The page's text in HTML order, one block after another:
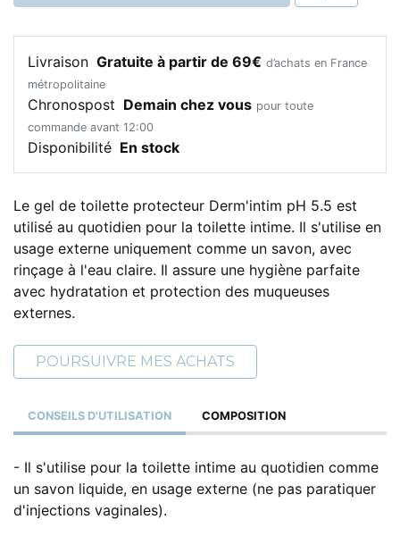
Livraison Gratuite à partir de 69€ d’achats en France
métropolitaine
Chronospost Demain chez vous pour toute
commande avant 12:00
Disponibilité En stock
Le gel de toilette protecteur Derm'intim pH 5.5 est
utilisé au quotidien pour la toilette intime. Il s'utilise en
usage externe uniquement comme un savon, avec
rinçage à l'eau claire. Il assure une hygiène parfaite
avec hydratation et protection des muqueuses
externes.
POURSUIVRE MES ACHATS
CONSEILS D'UTILISATION COMPOSITION
- Il s'utilise pour la toilette intime au quotidien comme
un savon liquide, en usage externe (ne pas paratiquer
d'injections vaginales).